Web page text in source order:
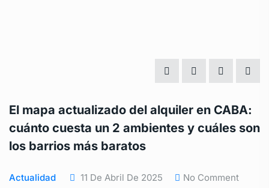
El mapa actualizado del alquiler en CABA:
cuánto cuesta un 2 ambientes y cuáles son
los barrios más baratos
Actualidad 11 De Abril De 2025 No Comment